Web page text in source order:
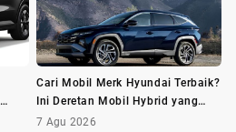
Cari Mobil Merk Hyundai Terbaik?
Ini Deretan Mobil Hybrid yang
Wajib Dilirik
7 Agu 2026